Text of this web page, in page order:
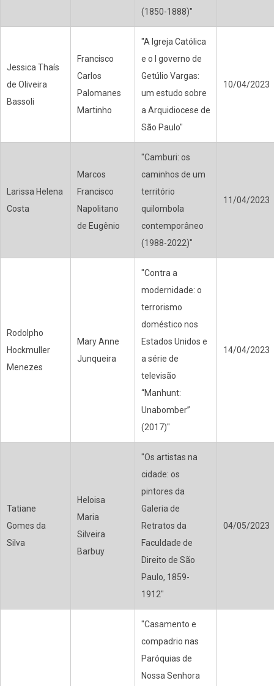
(1850-1888)"
Jessica Thaís
de Oliveira
Bassoli
Francisco
Carlos
Palomanes
Martinho
"A Igreja Católica
e o I governo de
Getúlio Vargas:
um estudo sobre
a Arquidiocese de
São Paulo"
10/04/2023
Larissa Helena
Costa
Marcos
Francisco
Napolitano
de Eugênio
"Camburi: os
caminhos de um
território
quilombola
contemporâneo
(1988-2022)"
11/04/2023
Rodolpho
Hockmuller
Menezes
Mary Anne
Junqueira
"Contra a
modernidade: o
terrorismo
doméstico nos
Estados Unidos e
a série de
televisão
“Manhunt:
Unabomber”
(2017)"
14/04/2023
Tatiane
Gomes da
Silva
Heloisa
Maria
Silveira
Barbuy
"Os artistas na
cidade: os
pintores da
Galeria de
Retratos da
Faculdade de
Direito de São
Paulo, 1859-
1912"
04/05/2023
"Casamento e
compadrio nas
Paróquias de
Nossa Senhora